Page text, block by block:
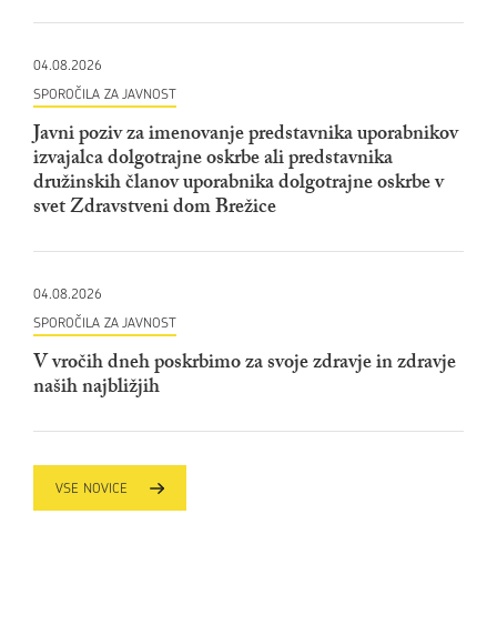
04.08.2026
SPOROČILA ZA JAVNOST
Javni poziv za imenovanje predstavnika uporabnikov
izvajalca dolgotrajne oskrbe ali predstavnika
družinskih članov uporabnika dolgotrajne oskrbe v
svet Zdravstveni dom Brežice
04.08.2026
SPOROČILA ZA JAVNOST
V vročih dneh poskrbimo za svoje zdravje in zdravje
naših najbližjih
VSE NOVICE